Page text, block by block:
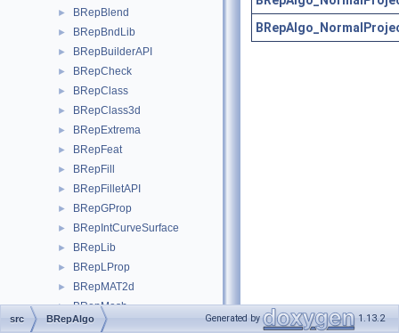
► BRepBlend
► BRepBndLib
► BRepBuilderAPI
► BRepCheck
► BRepClass
► BRepClass3d
► BRepExtrema
► BRepFeat
► BRepFill
► BRepFilletAPI
► BRepGProp
► BRepIntCurveSurface
► BRepLib
► BRepLProp
► BRepMAT2d
► BRepMesh
► BRepMeshData
src BRepAlgo Generated by 1.13.2